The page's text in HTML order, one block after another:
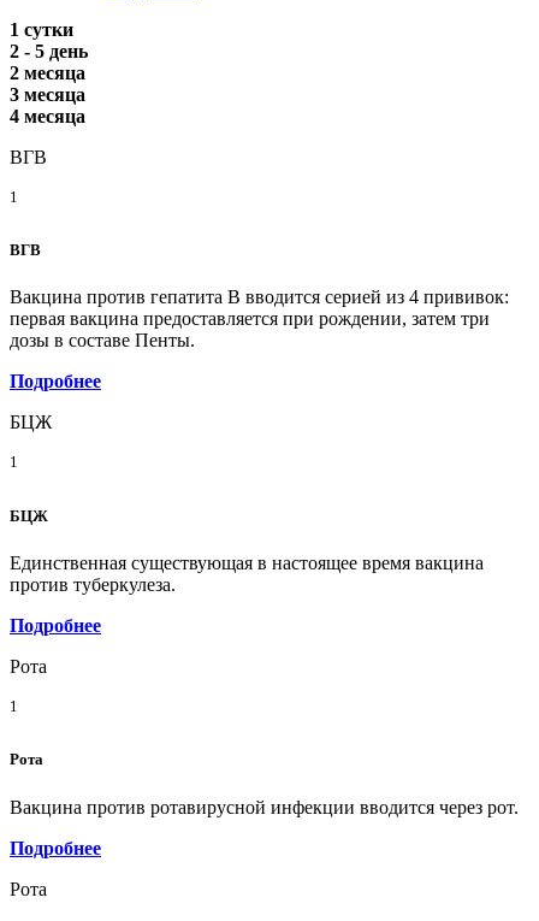
1 сутки
2 - 5 день
2 месяца
3 месяца
4 месяца
ВГВ
1
ВГВ
Вакцина против гепатита В вводится серией из 4 прививок:
первая вакцина предоставляется при рождении, затем три
дозы в составе Пенты.
Подробнее
БЦЖ
1
БЦЖ
Единственная существующая в настоящее время вакцина
против туберкулеза.
Подробнее
Рота
1
Рота
Вакцина против ротавирусной инфекции вводится через рот.
Подробнее
Рота